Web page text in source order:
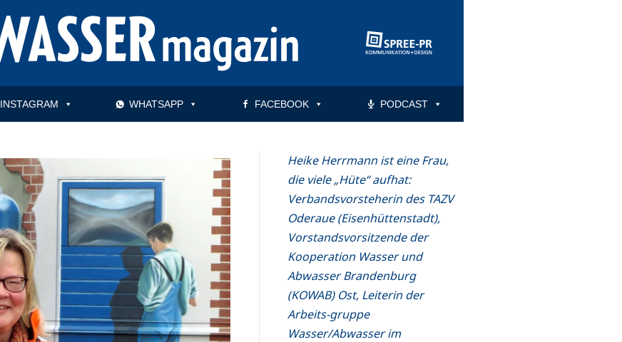
INSTAGRAM WHATSAPP FACEBOOK PODCAST
Heike Herrmann ist eine Frau,
die viele „Hüte“ aufhat:
Verbandsvorsteherin des TAZV
Oderaue (Eisenhüttenstadt),
Vorstandsvorsitzende der
Kooperation Wasser und
Abwasser Brandenburg
(KOWAB) Ost, Leiterin der
Arbeits-gruppe
Wasser/Abwasser im